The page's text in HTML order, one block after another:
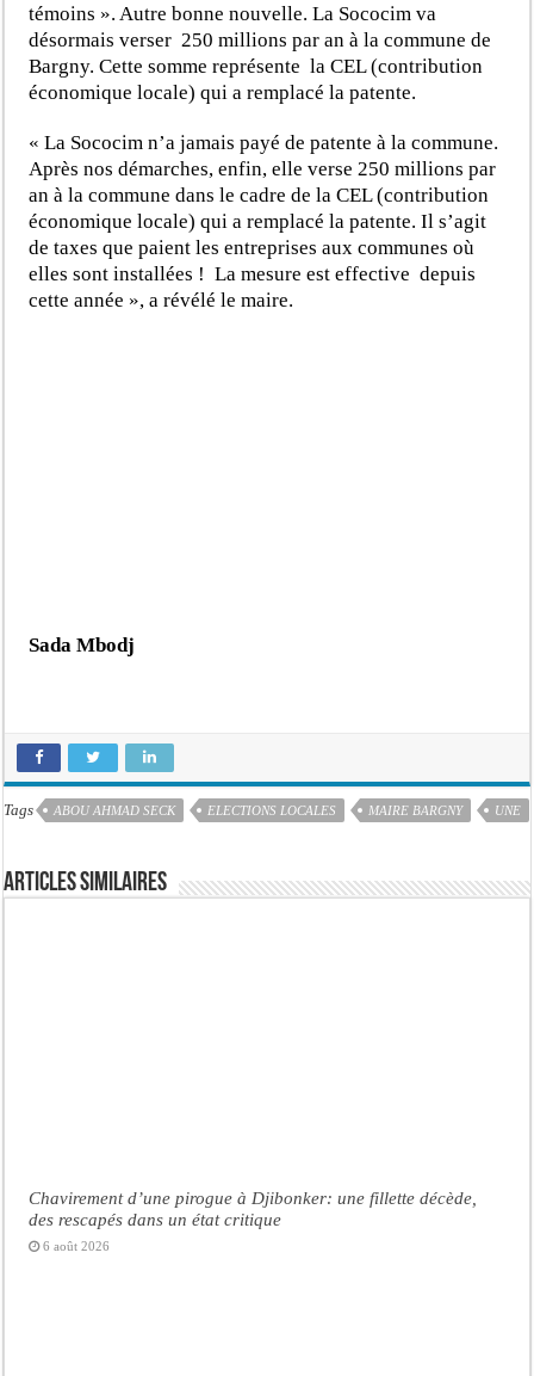
témoins ». Autre bonne nouvelle. La Sococim va
désormais verser 250 millions par an à la commune de
Bargny. Cette somme représente la CEL (contribution
économique locale) qui a remplacé la patente.
« La Sococim n’a jamais payé de patente à la commune.
Après nos démarches, enfin, elle verse 250 millions par
an à la commune dans le cadre de la CEL (contribution
économique locale) qui a remplacé la patente. Il s’agit
de taxes que paient les entreprises aux communes où
elles sont installées ! La mesure est effective depuis
cette année », a révélé le maire.
Sada Mbodj
Tags ABOU AHMAD SECK ELECTIONS LOCALES MAIRE BARGNY UNE
Articles similaires
Chavirement d’une pirogue à Djibonker: une fillette décède,
des rescapés dans un état critique
6 août 2026